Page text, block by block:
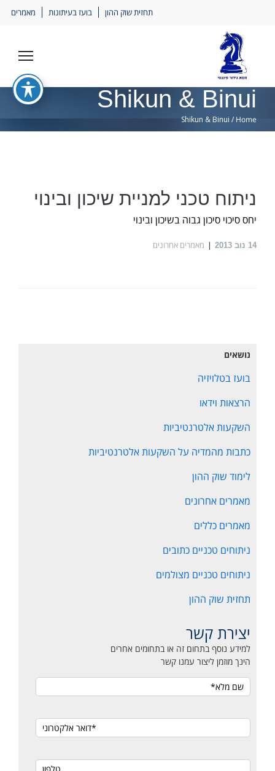
תחזית שוק ההון בועז בעיתונות מאמרים
Shikun & Binui
Home
/
Shikun & Binui
ניתוח טכני למניית שיכון ובינוי
יחס סיכוי סיכון גבוה בשיכון ובינוי
14 נוב 2013 מאמרים אחרונים
נושאים
בועז בטלויזיה
הרצאות וידאו
השקעות אלטרנטיביות
כתבות מהמדיה על השקעות אלטרנטיביות
לימוד שוק ההון
מאמרים אחרונים
מאמרים כללים
ניתוחים טכניים כתובים
ניתוחים טכניים מצולמים
תחזית שוק ההון
יצירת קשר
למידע נוסף בתחום זה או בתחומים אחרים
הינך מוזמן ליצור עמנו קשר